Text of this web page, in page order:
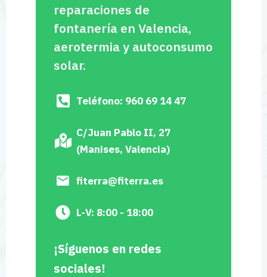
reparaciones de
fontanería en Valencia,
aerotermia y autoconsumo
solar.
Teléfono: 960 69 14 47
C/Juan Pablo II, 27
(Manises, Valencia)
fiterra@fiterra.es
L-V: 8:00 - 18:00
¡Síguenos en redes
sociales!